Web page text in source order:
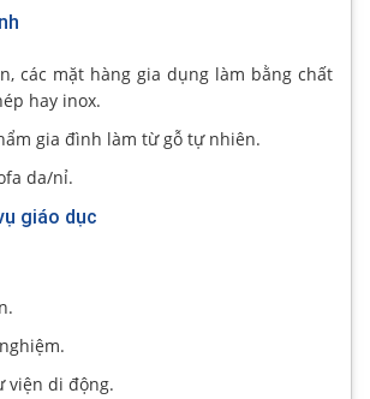
các mặt hàng gia dụng làm bằng chất
hay inox.
gia đình làm từ gỗ tự nhiên.
da/nỉ.
giáo dục
viện di động.